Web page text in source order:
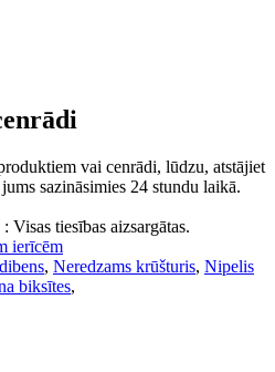
vai cenrādi, lūdzu, atstājiet
sazināsimies 24 stundu laikā.
tiesības aizsargātas.
ierīcēm
, Neredzams krūšturis, Nipelis
biksītes,